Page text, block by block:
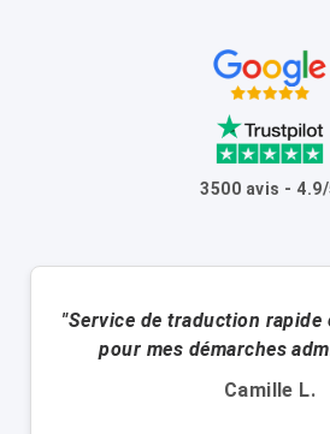
3500 avis - 4.9/
"Service de traduction
pour mes démarches
Camille L.